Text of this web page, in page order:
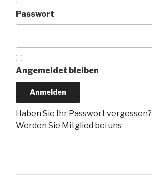
Passwort
Angemeldet bleiben
Haben Sie Ihr Passwort vergessen?
Werden Sie Mitglied bei uns